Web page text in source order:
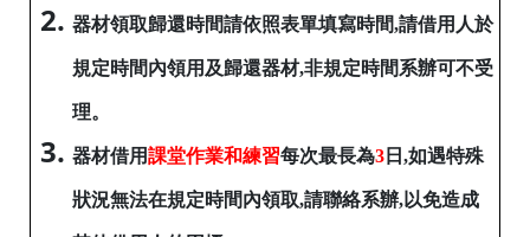
器材領取歸還時間請依照表單填寫時間,請借用人於
規定時間內領用及歸還器材,非規定時間系辦可不受
理。
器材借用課堂作業和練習每次最長為3 日,如遇特殊
狀況無法在規定時間內領取,請聯絡系辦,以免造成